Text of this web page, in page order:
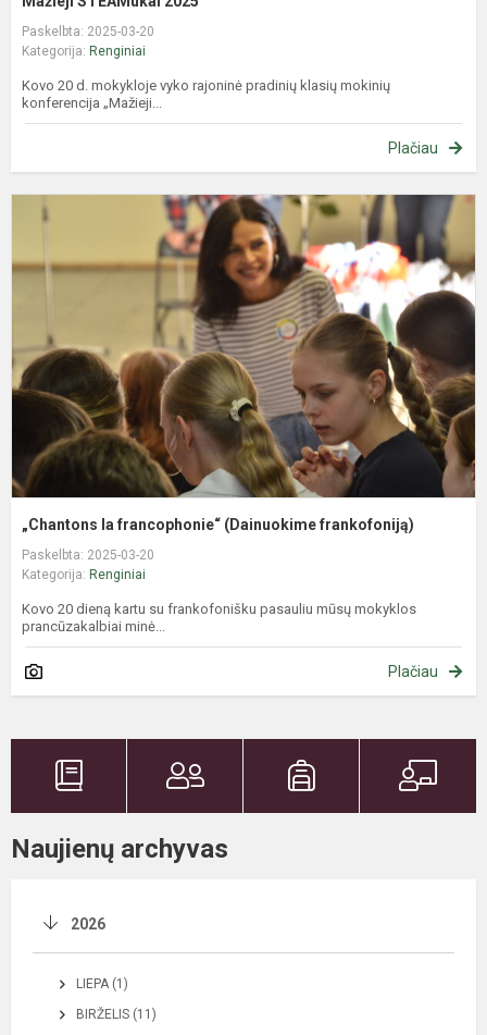
Paskelbta: 2025-03-20
Kategorija: Renginiai
Kovo 20 d. mokykloje vyko rajoninė pradinių klasių mokinių
konferencija „Mažieji...
Plačiau
„Chantons la francophonie“ (Dainuokime frankofoniją)
Paskelbta: 2025-03-20
Kategorija: Renginiai
Kovo 20 dieną kartu su frankofonišku pasauliu mūsų mokyklos
prancūzakalbiai minė...
Plačiau
Naujienų archyvas
2026
LIEPA (1)
BIRŽELIS (11)